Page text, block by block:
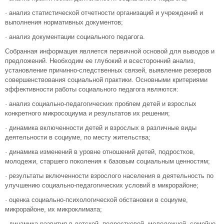
· анализ статистической отчетности организаций и учреждений и
выполнения нормативных документов;
· анализ документации социального педагога.
Собранная информация является первичной основой для выводов и
предложений. Необходим ее глубокий и всесторонний анализ,
установление причинно-следственных связей, выявление резервов
совершенствования социальной практики. Основными критериями
эффективности работы социального педагога являются:
· анализ социально-педагогических проблем детей и взрослых
конкретного микросоциума и результатов их решения;
· динамика включенности детей и взрослых в различные виды
деятельности в социуме, по месту жительства;
· динамика изменений в уровне отношений детей, подростков,
молодежи, старшего поколения к базовым социальным ценностям;
· результаты включенности взрослого населения в деятельность по
улучшению социально-педагогических условий в микрорайоне;
· оценка социально-психологической обстановки в социуме,
микрорайоне, их микроклимата;